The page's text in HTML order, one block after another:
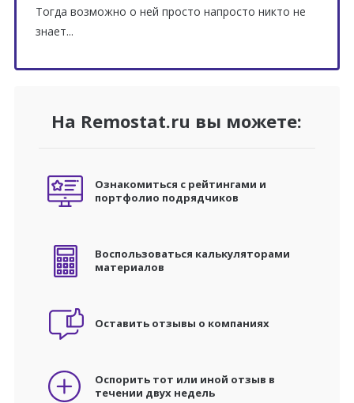
Тогда возможно о ней просто напросто никто не
знает...
На Remostat.ru вы можете:
Ознакомиться с рейтингами и
портфолио подрядчиков
Воспользоваться калькуляторами
материалов
Оставить отзывы о компаниях
Оспорить тот или иной отзыв в
течении двух недель